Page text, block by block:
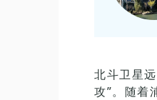
北斗卫星
攻”。随着